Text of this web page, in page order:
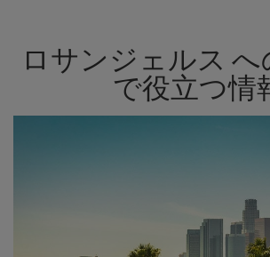
ロサンジェルス
で役立つ情